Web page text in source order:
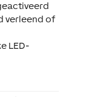
verleend of
LED-